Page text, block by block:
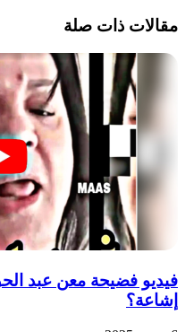
مقالات ذات صلة
فيديو فضيحة معن عبد
إشاعة؟